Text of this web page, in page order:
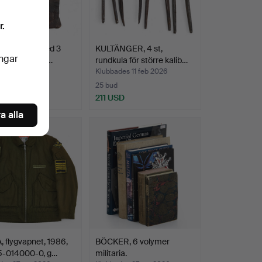
läder, med 3
liten läder…
KULTÄNGER, 4 st,
rundkula för större kalib…
Klubbades 11 feb 2026
25 bud
211 USD
flygvapnet, 1986,
014000-0, g…
BÖCKER, 6 volymer
militaria.
alla